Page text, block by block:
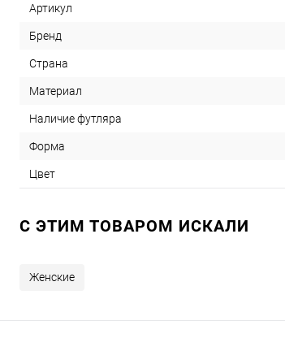
Артикул
Бренд
Страна
Материал
Наличие футляра
Форма
Цвет
C ЭТИМ ТОВАРОМ ИСКАЛИ
Женские